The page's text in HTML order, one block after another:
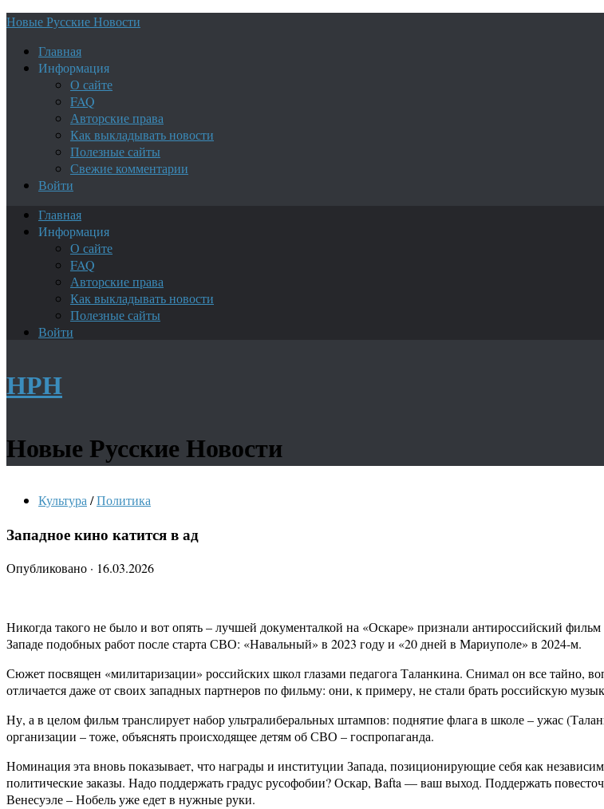
Новые Русские Новости
Главная
Информация
О сайте
FAQ
Авторские права
Как выкладывать новости
Полезные сайты
Свежие комментарии
Войти
Главная
Информация
О сайте
FAQ
Авторские права
Как выкладывать новости
Полезные сайты
Войти
НРН
Новые Русские Новости
Культура /Политика
Западное кино катится в ад
Опубликовано · 16.03.2026
Никогда такого не было и вот опять – лучшей документалкой на «Оскаре» признали антироссийский
Западе подобных работ после старта СВО: «Навальный» в 2023 году и «20 дней в Мариуполе» в 2024-м.
Сюжет посвящен «милитаризации» российских школ глазами педагога Таланкина. Снимал он все тайно,
отличается даже от своих западных партнеров по фильму: они, к примеру, не стали брать российскую
Ну, а в целом фильм транслирует набор ультралиберальных штампов: поднятие флага в школе – ужас
организации – тоже, объяснять происходящее детям об СВО – госпропаганда.
Номинация эта вновь показывает, что награды и институции Запада, позиционирующие себя как
политические заказы. Надо поддержать градус русофобии? Оскар, Bafta — ваш выход. Поддержать
Венесуэле – Нобель уже едет в нужные руки.